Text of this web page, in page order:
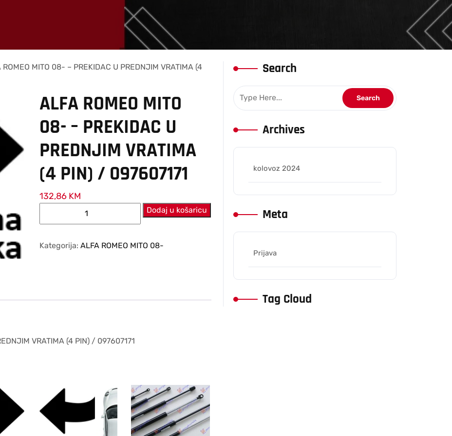
MITO 08- – PREKIDAC U PREDNJIM VRATIMA (4
ALFA ROMEO MITO
08- – PREKIDAC U
PREDNJIM VRATIMA
(4 PIN) / 097607171
132,86 KM
08-
VRATIMA
/
097607171
Dodaj u košaricu
Kategorija: ALFA ROMEO MITO 08-
VRATIMA (4 PIN) / 097607171
Search
Archives
kolovoz 2024
Meta
Prijava
Tag Cloud